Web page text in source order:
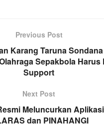
Previous Post
Karang Taruna
Sepakbola Harus
Support
Next Post
Meluncurkan
dan PINAHANGI